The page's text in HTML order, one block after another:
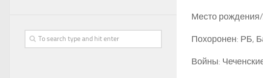
Место
Похоронен: РБ,
Войны: